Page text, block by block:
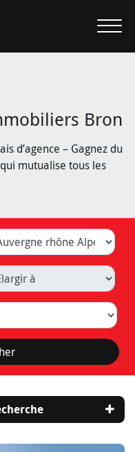
Bron
d’agence – Gagnez du
mutualise tous les
à